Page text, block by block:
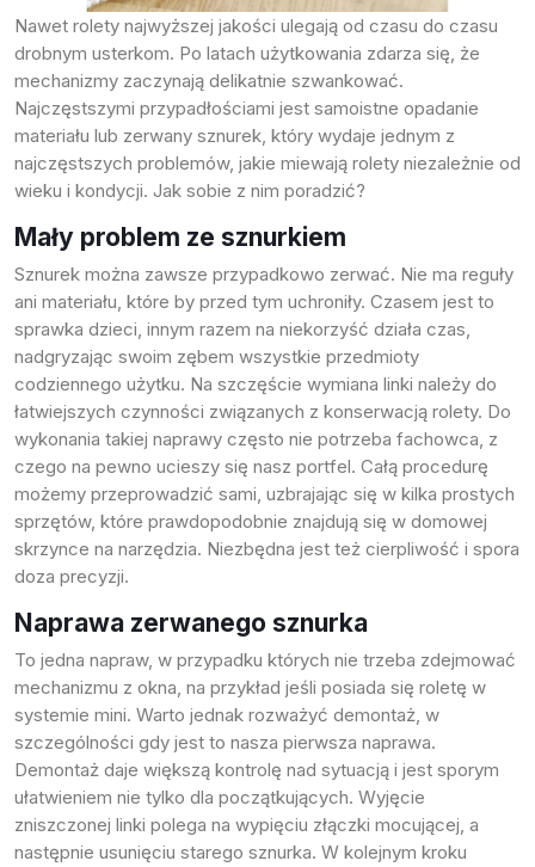
Próbki Darmowe
Nawet rolety najwyższej jakości ulegają od czasu do czasu
drobnym usterkom. Po latach użytkowania zdarza się, że
mechanizmy zaczynają delikatnie szwankować.
Najczęstszymi przypadłościami jest samoistne opadanie
materiału lub zerwany sznurek, który wydaje jednym z
najczęstszych problemów, jakie miewają rolety niezależnie od
wieku i kondycji. Jak sobie z nim poradzić?
Mały problem ze sznurkiem
Sznurek można zawsze przypadkowo zerwać. Nie ma reguły
ani materiału, które by przed tym uchroniły. Czasem jest to
sprawka dzieci, innym razem na niekorzyść działa czas,
nadgryzając swoim zębem wszystkie przedmioty
codziennego użytku. Na szczęście wymiana linki należy do
łatwiejszych czynności związanych z konserwacją rolety. Do
wykonania takiej naprawy często nie potrzeba fachowca, z
czego na pewno ucieszy się nasz portfel. Całą procedurę
możemy przeprowadzić sami, uzbrajając się w kilka prostych
sprzętów, które prawdopodobnie znajdują się w domowej
skrzynce na narzędzia. Niezbędna jest też cierpliwość i spora
doza precyzji.
Naprawa zerwanego sznurka
To jedna napraw, w przypadku których nie trzeba zdejmować
mechanizmu z okna, na przykład jeśli posiada się roletę w
systemie mini. Warto jednak rozważyć demontaż, w
szczególności gdy jest to nasza pierwsza naprawa.
Demontaż daje większą kontrolę nad sytuacją i jest sporym
ułatwieniem nie tylko dla początkujących. Wyjęcie
zniszczonej linki polega na wypięciu złączki mocującej, a
następnie usunięciu starego sznurka. W kolejnym kroku